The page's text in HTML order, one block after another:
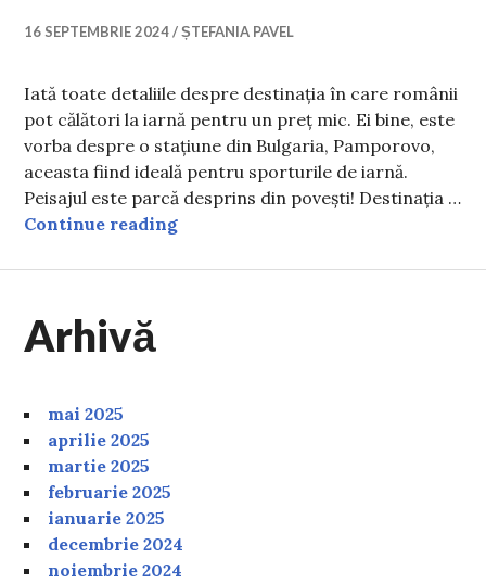
16 SEPTEMBRIE 2024 ȘTEFANIA PAVEL
Iată toate detaliile despre destinația în care românii
pot călători la iarnă pentru un preț mic. Ei bine, este
vorba despre o stațiune din Bulgaria, Pamporovo,
aceasta fiind ideală pentru sporturile de iarnă.
Peisajul este parcă desprins din povești! Destinația …
Continue readingDestinația în care românii pot
Arhivă
mai 2025
aprilie 2025
martie 2025
februarie 2025
ianuarie 2025
decembrie 2024
noiembrie 2024